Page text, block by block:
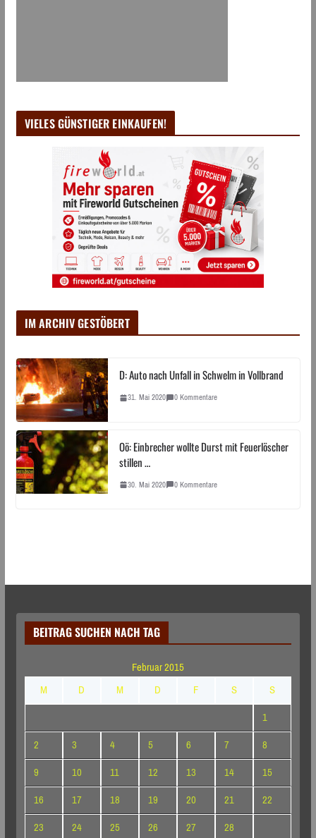
VIELES GÜNSTIGER EINKAUFEN!
IM ARCHIV GESTÖBERT
D: Auto nach Unfall in Schwelm in Vollbrand
31. Mai 2020 0 Kommentare
Oö: Einbrecher wollte Durst mit Feuerlöscher
stillen …
30. Mai 2020 0 Kommentare
BEITRAG SUCHEN NACH TAG
Februar 2015
M
D M D F S
S
1
2
3 4 5 6 7
8
9
10 11 12 13 14
15
16
17 18 19 20 21
22
23
24 25 26 27
28